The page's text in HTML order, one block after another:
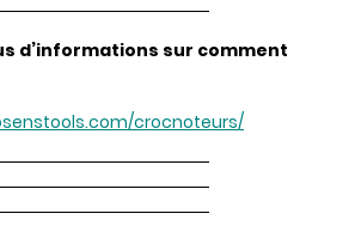
d’informations sur comment
crocnoteurs/